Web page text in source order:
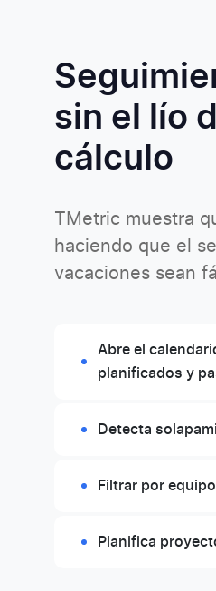
sin el lío
cálculo
TMetric muestra
haciendo que el
vacaciones sean
Abre el
planificados y
Detecta
Filtrar por
Planifica